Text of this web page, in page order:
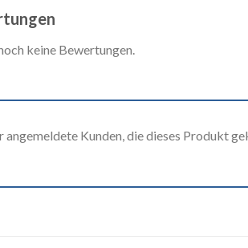
keine Bewertungen.
angemeldete Kunden, die dieses Produkt